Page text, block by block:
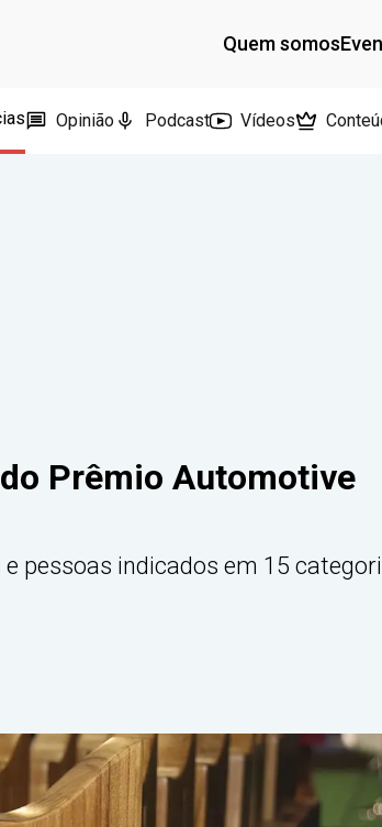
Quem somos
Opinião Podcast Vídeos
Prêmio Automotive
pessoas indicados em 15